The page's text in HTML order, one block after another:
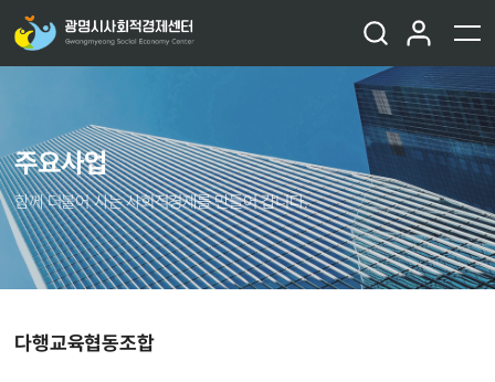
주요사업
함께 더불어 사는 사회적경제를 만들어 갑니다.
다행교육협동조합